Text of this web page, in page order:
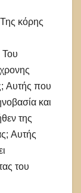
κόρης
Του
Αυτής που
και
της
Αυτής
του